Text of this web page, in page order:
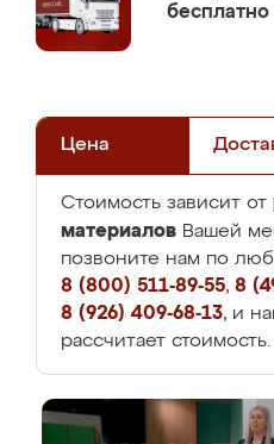
бесплатно
Цена
Стоимость зависит от
материалов Вашей
позвоните нам по
8 (800) 511-89-55, 8
8 (926) 409-68-13, и
рассчитает стоимость.